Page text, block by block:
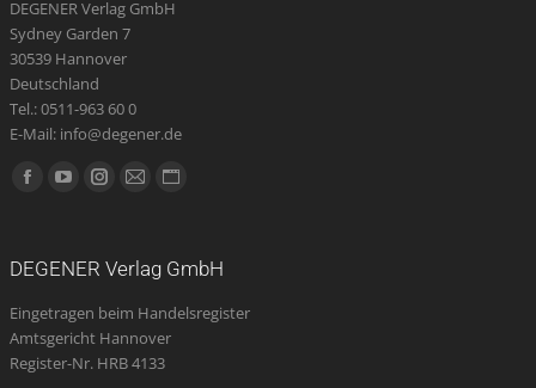
DEGENER Verlag GmbH
Sydney Garden 7
30539 Hannover
Deutschland
Tel.: 0511-963 60 0
E-Mail: info@degener.de
Finden Sie uns auf:
Facebook
new
window
YouTube
new
window
Instagram
new
window
E-
opens
in
new
Website
new
DEGENER Verlag GmbH
Eingetragen beim Handelsregister
Amtsgericht Hannover
Register-Nr. HRB 4133